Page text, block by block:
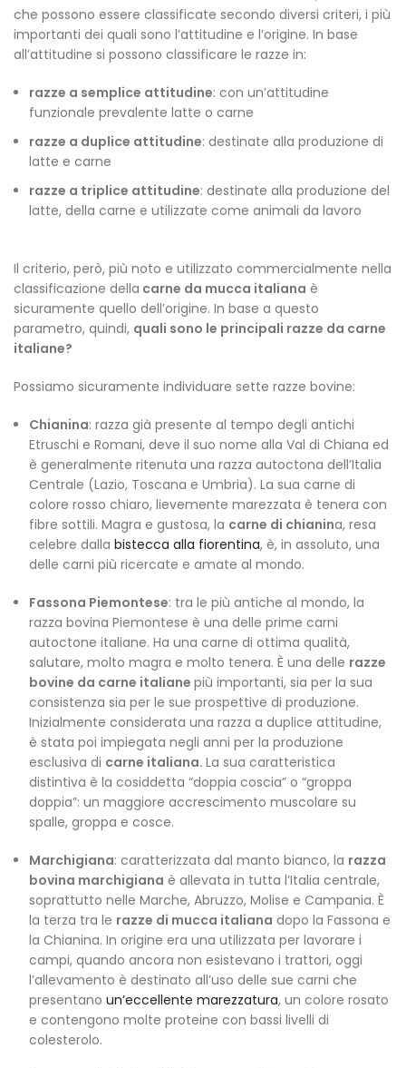
che possono essere classificate secondo diversi criteri, i più
importanti dei quali sono l’attitudine e l’origine. In base
all’attitudine si possono classificare le razze in:
razze a semplice attitudine: con un’attitudine
funzionale prevalente latte o carne
razze a duplice attitudine: destinate alla produzione di
latte e carne
razze a triplice attitudine: destinate alla produzione del
latte, della carne e utilizzate come animali da lavoro
Il criterio, però, più noto e utilizzato commercialmente nella
classificazione della carne da mucca italiana è
sicuramente quello dell’origine. In base a questo
parametro, quindi, quali sono le principali razze da carne
italiane?
Possiamo sicuramente individuare sette razze bovine:
Chianina: razza già presente al tempo degli antichi
Etruschi e Romani, deve il suo nome alla Val di Chiana ed
è generalmente ritenuta una razza autoctona dell’Italia
Centrale (Lazio, Toscana e Umbria). La sua carne di
colore rosso chiaro, lievemente marezzata è tenera con
fibre sottili. Magra e gustosa, la carne di chianina, resa
celebre dalla bistecca alla fiorentina, è, in assoluto, una
delle carni più ricercate e amate al mondo.
Fassona Piemontese: tra le più antiche al mondo, la
razza bovina Piemontese è una delle prime carni
autoctone italiane. Ha una carne di ottima qualità,
salutare, molto magra e molto tenera. È una delle razze
bovine da carne italiane più importanti, sia per la sua
consistenza sia per le sue prospettive di produzione.
Inizialmente considerata una razza a duplice attitudine,
è stata poi impiegata negli anni per la produzione
esclusiva di carne italiana. La sua caratteristica
distintiva è la cosiddetta “doppia coscia” o “groppa
doppia”: un maggiore accrescimento muscolare su
spalle, groppa e cosce.
Marchigiana: caratterizzata dal manto bianco, la razza
bovina marchigiana è allevata in tutta l’Italia centrale,
soprattutto nelle Marche, Abruzzo, Molise e Campania. È
la terza tra le razze di mucca italiana dopo la Fassona e
la Chianina. In origine era una utilizzata per lavorare i
campi, quando ancora non esistevano i trattori, oggi
l’allevamento è destinato all’uso delle sue carni che
presentano un’eccellente marezzatura, un colore rosato
e contengono molte proteine con bassi livelli di
colesterolo.